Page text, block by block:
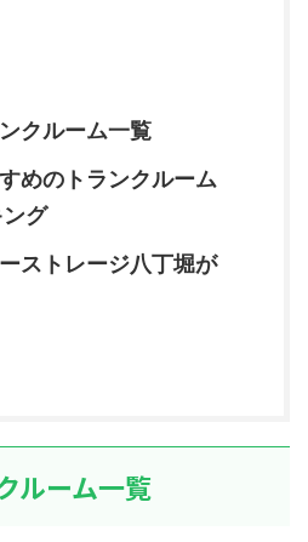
クルーム一覧
めのトランクルーム
グ
ストレージ八丁堀が
ルーム一覧